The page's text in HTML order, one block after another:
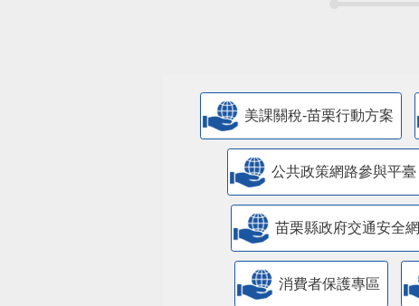
美課關稅-苗栗行動方案
公共政策網路參與平臺
苗栗縣政府交通安全網
消費者保護專區